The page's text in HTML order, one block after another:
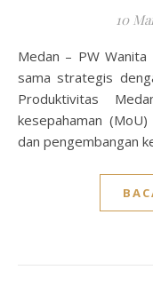
10
Medan – PW Wanita Islam Sumatera Utara menjalin kerja
sama strategis
Produktivitas
kesepahaman
dan pengembangan